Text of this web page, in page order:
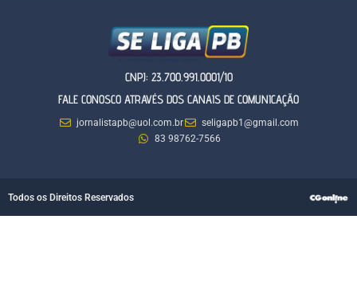
CNPJ: 23.700.991.0001/10
FALE CONOSCO ATRAVÉS DOS CANAIS DE COMUNICAÇÃO
jornalistapb@uol.com.br
seligapb1@gmail.com
83 98762-7566
Todos os Direitos Reservados